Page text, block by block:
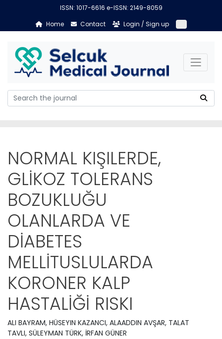
ISSN: 1017-6616 e-ISSN: 2149-8059
Home
Contact Login / Sign up
NORMAL KIŞILERDE,
GLİKOZ TOLERANS
BOZUKLUĞU
OLANLARDA VE
DİABETES
MELLİTUSLULARDA
KORONER KALP
HASTALİĞİ RISKI
ALI BAYRAM, HÜSEYIN KAZANCI, ALAADDIN AVŞAR, TALAT
TAVLI, SÜLEYMAN TÜRK, İRFAN GÜNER